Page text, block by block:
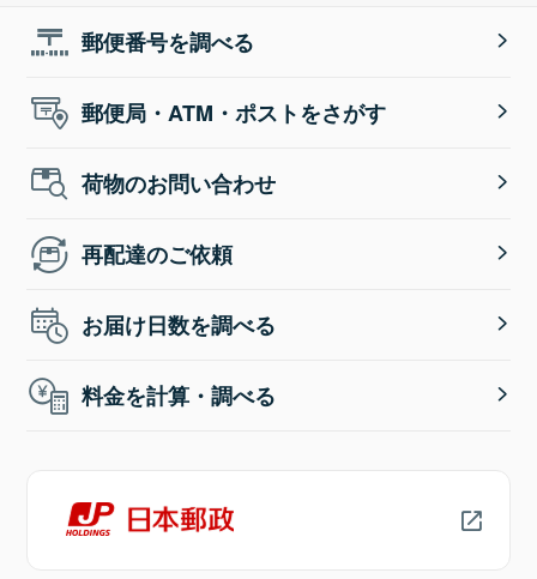
郵便番号を調べる
郵便局・ATM・ポストをさがす
荷物のお問い合わせ
再配達のご依頼
お届け日数を調べる
料金を計算・調べる